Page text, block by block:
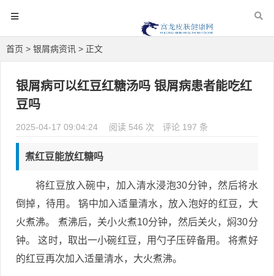
首页 > 银屑病资讯 > 正文
银屑病可以红豆红糖汤吗 银屑病患者能吃红
豆吗
2025-04-17 09:04:24 阅读 546 次 评论 197 条
煮红豆能放红糖吗
将红豆放入碗中，加入清水浸泡30分钟，然后将水
倒掉，待用。 锅中加入适量清水，放入泡好的红豆，大
火煮沸。 煮沸后，关小火煮10分钟，然后关火，焖30分
钟。 这时，取出一小碗红豆，用勺子压碎备用。 将煮好
的红豆再次加入适量清水，大火煮沸。